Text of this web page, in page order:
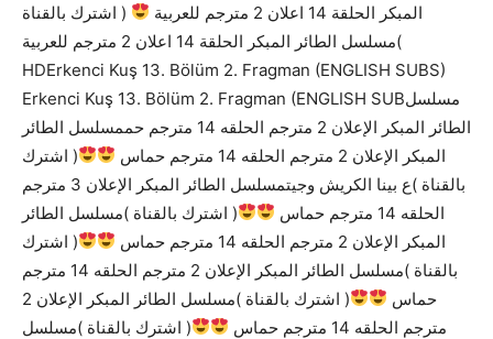
المبكر الحلقة 14 اعلان 2 مترجم للعربية
( اشترك بالقناة
)مسلسل الطائر المبكر الحلقة 14 اعلان 2 مترجم للعربية
HDErkenci Kuş 13. Bölüm 2. Fragman (ENGLISH SUBS)
Erkenci Kuş 13. Bölüm 2. Fragman (ENGLISH SUBمسلسل
الطائر المبكر الإعلان 2 مترجم الحلقه 14 مترجم حممسلسل الطائر
المبكر الإعلان 2 مترجم الحلقه 14 مترجم حماس
( اشترك
بالقناة )ع بينا الكريش وجيتمسلسل الطائر المبكر الإعلان 3 مترجم
الحلقه 14 مترجم حماس
( اشترك بالقناة )مسلسل الطائر
المبكر الإعلان 2 مترجم الحلقه 14 مترجم حماس
( اشترك
بالقناة )مسلسل الطائر المبكر الإعلان 2 مترجم الحلقه 14 مترجم
حماس
( اشترك بالقناة )مسلسل الطائر المبكر الإعلان 2
مترجم الحلقه 14 مترجم حماس
( اشترك بالقناة )مسلسل